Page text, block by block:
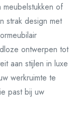
of
strak design met
ontwerpen tot
aan stijlen in luxe
werkruimte te
past bij uw